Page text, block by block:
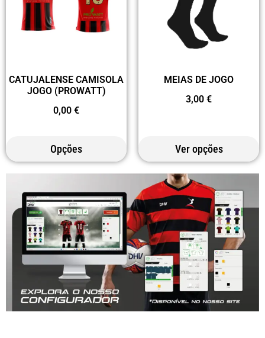
CATUJALENSE CAMISOLA
JOGO (PROWATT)
0,00 €
Opções
MEIAS DE JOGO
3,00 €
Ver opções